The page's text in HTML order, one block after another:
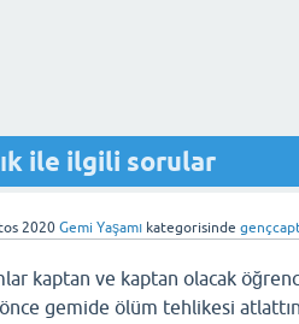
ile ilgili sorular
2020 Gemi Yaşamı kategorisinde
kaptan ve kaptan olacak
gemide ölüm tehlikesi